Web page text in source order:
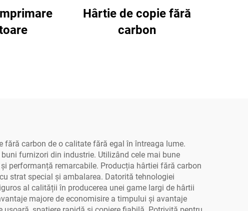
Hârtie de copie fără
carbon
fără carbon de o calitate fără egal în întreaga lume.
furnizori din industrie. Utilizând cele mai bune
performanță remarcabile. Producția hârtiei fără carbon
strat special și ambalarea. Datorită tehnologiei
al calității în producerea unei game largi de hârtii
majore de economisire a timpului și avantaje